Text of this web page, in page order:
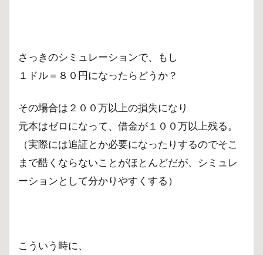
さっきのシミュレーションで、もし
１ドル＝８０円になったらどうか？
その場合は２００万以上の損失になり
元本はゼロになって、借金が１００万以上残る。
（実際には追証とか必要になったりするのでそこ
まで酷くならないことがほとんどだが、シミュレ
ーションとして分かりやすくする）
こういう時に、